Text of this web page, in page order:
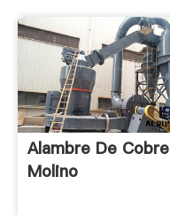
Alambre De Cobre
Molino